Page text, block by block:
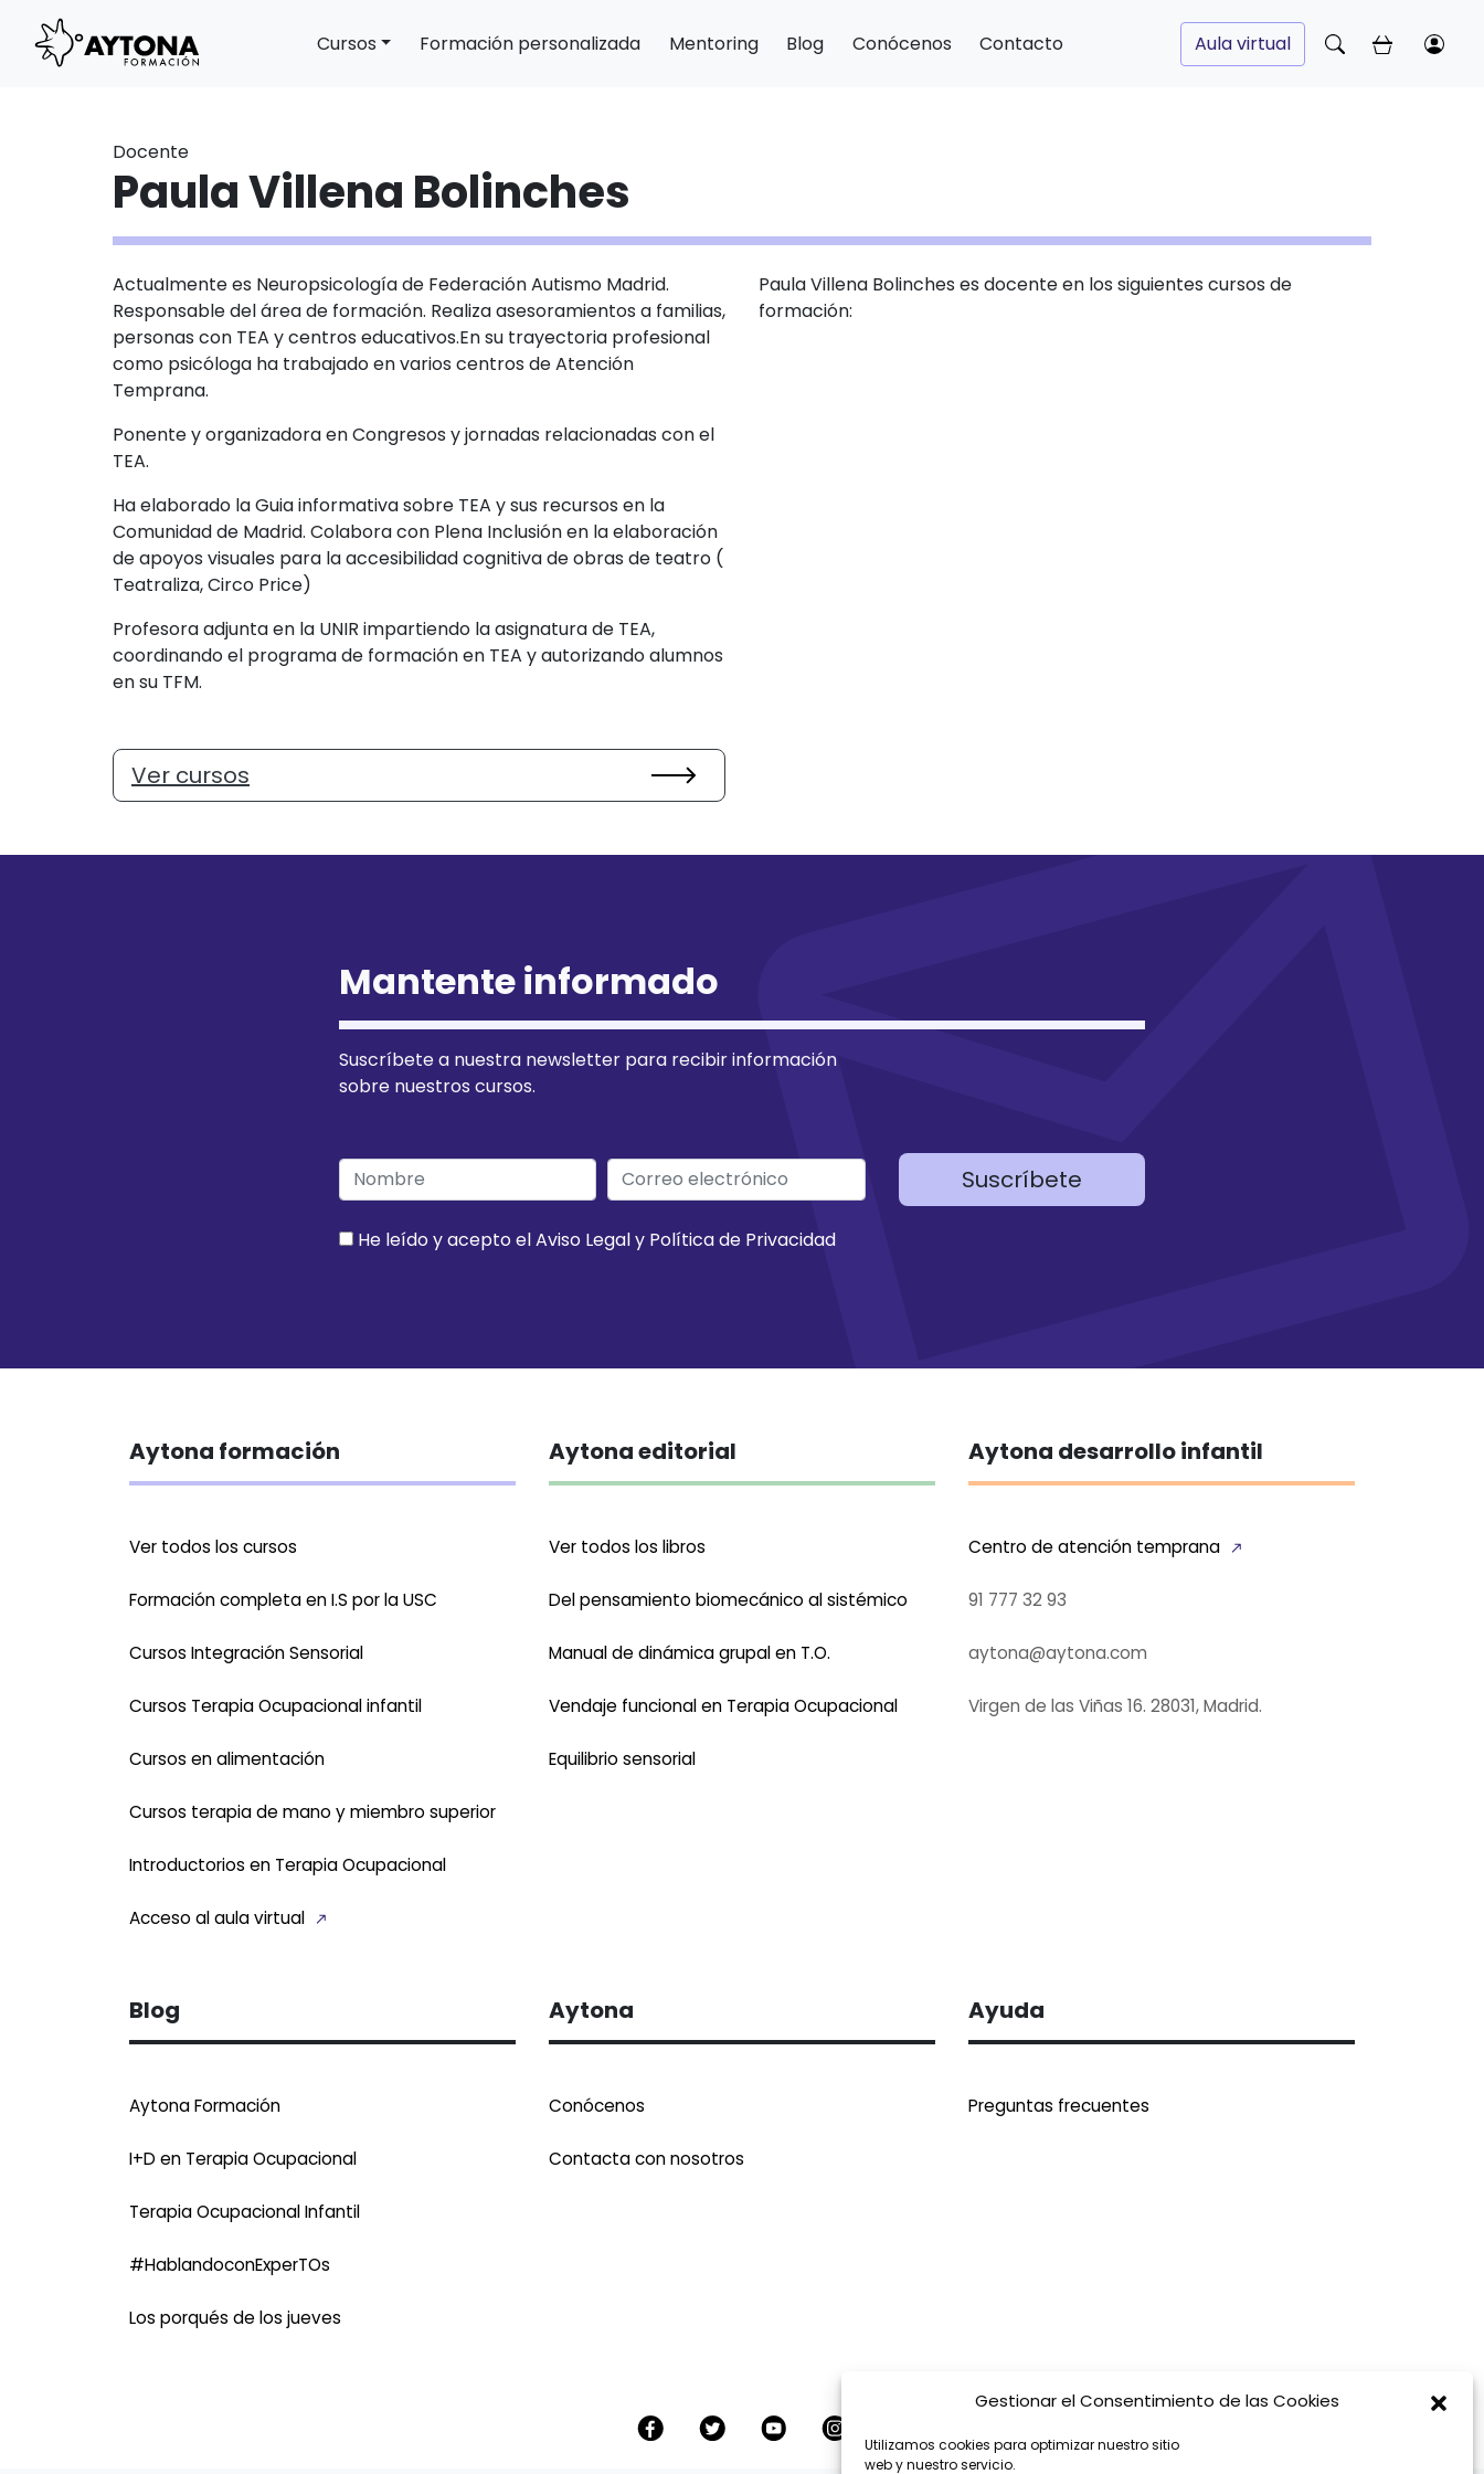
Gestionar el Consentimiento de las Cookies
Utilizamos cookies para optimizar nuestro sitio
web y nuestro servicio.
Main NavigationCursos Formación personalizada Mentoring Blog Conócenos Contacto Aula virtual
Docente
Paula Villena Bolinches
Actualmente es Neuropsicología de Federación Autismo Madrid.
Responsable del área de formación. Realiza asesoramientos a familias,
personas con TEA y centros educativos.En su trayectoria profesional
como psicóloga ha trabajado en varios centros de Atención
Temprana.
Ponente y organizadora en Congresos y jornadas relacionadas con el
TEA.
Ha elaborado la Guia informativa sobre TEA y sus recursos en la
Comunidad de Madrid. Colabora con Plena Inclusión en la elaboración
de apoyos visuales para la accesibilidad cognitiva de obras de teatro (
Teatraliza, Circo Price)
Profesora adjunta en la UNIR impartiendo la asignatura de TEA,
coordinando el programa de formación en TEA y autorizando alumnos
en su TFM.
Ver cursos
Paula Villena Bolinches es docente en los siguientes cursos de
formación:
Mantente informado
Suscríbete a nuestra newsletter para recibir información
sobre nuestros cursos.
He leído y acepto elAviso Legaly Política de Privacidad
Suscríbete
Aytona formación
Ver todos los cursos
Formación completa en I.S por la USC
Cursos Integración Sensorial
Cursos Terapia Ocupacional infantil
Cursos en alimentación
Cursos terapia de mano y miembro superior
Introductorios en Terapia Ocupacional
Acceso al aula virtual
Aytona editorial
Ver todos los libros
Del pensamiento biomecánico al sistémico
Manual de dinámica grupal en T.O.
Vendaje funcional en Terapia Ocupacional
Equilibrio sensorial
Aytona desarrollo infantil
Centro de atención temprana
91 777 32 93
aytona@aytona.com
Virgen de las Viñas 16. 28031, Madrid.
Blog
Aytona Formación
I+D en Terapia Ocupacional
Terapia Ocupacional Infantil
#HablandoconExperTOs
Los porqués de los jueves
Aytona
Conócenos
Contacta con nosotros
Ayuda
Preguntas frecuentes